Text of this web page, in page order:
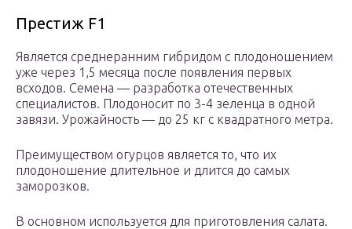
Престиж F1
Является среднеранним гибридом с плодоношением
уже через 1,5 месяца после появления первых
всходов. Семена — разработка отечественных
специалистов. Плодоносит по 3-4 зеленца в одной
завязи. Урожайность — до 25 кг с квадратного метра.
Преимуществом огурцов является то, что их
плодоношение длительное и длится до самых
заморозков.
В основном используется для приготовления салата.